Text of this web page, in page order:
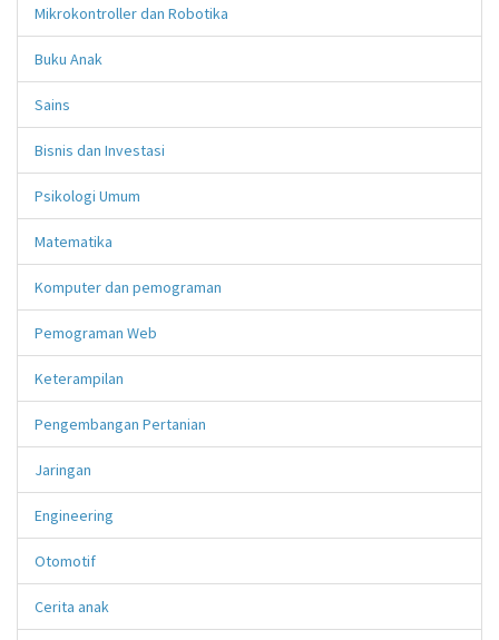
Mikrokontroller dan Robotika
Buku Anak
Sains
Bisnis dan Investasi
Psikologi Umum
Matematika
Komputer dan pemograman
Pemograman Web
Keterampilan
Pengembangan Pertanian
Jaringan
Engineering
Otomotif
Cerita anak